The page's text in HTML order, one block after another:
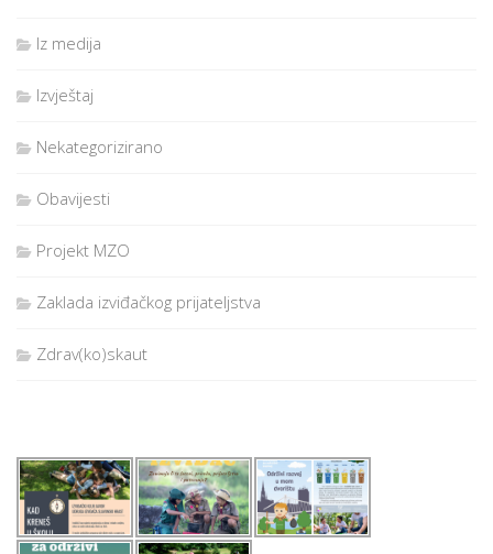
Iz medija
Izvještaj
Nekategorizirano
Obavijesti
Projekt MZO
Zaklada izviđačkog prijateljstva
Zdrav(ko)skaut